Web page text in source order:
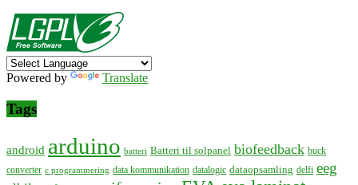
Powered by Translate
Tags
android arduino batteri Batteri til solpanel biofeedback buck
converter c programmering data kommunikation datalogic dataopsamling delfi eeg